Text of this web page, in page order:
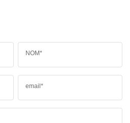
NOM*
email*